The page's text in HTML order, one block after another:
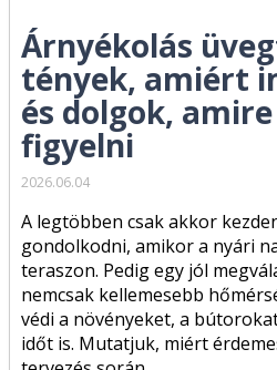
Árnyékolás
tények, amiért
és dolgok,
figyelni
2026.06.04
A legtöbben csak akkor
gondolkodni, amikor a nyári
teraszon. Pedig egy jól
nemcsak kellemesebb
védi a növényeket, a
időt is. Mutatjuk, miért